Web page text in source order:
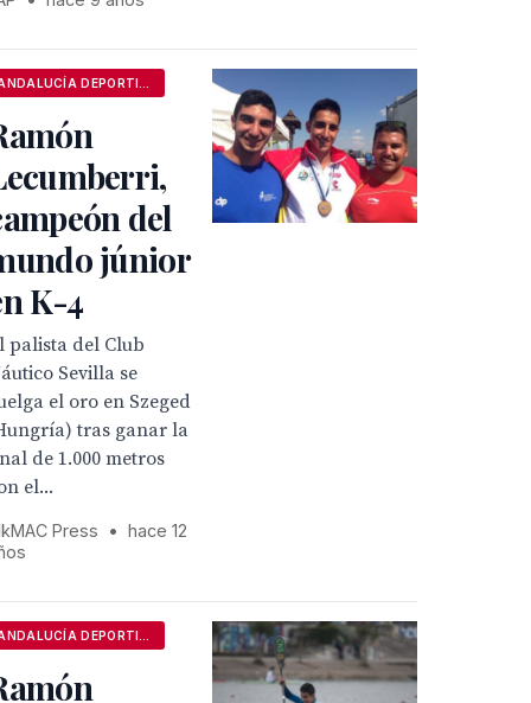
del
júnior
K-4
palista del Club
Sevilla se
el oro en Szeged
tras ganar la
de 1.000 metros
el...
Press •
hace 12